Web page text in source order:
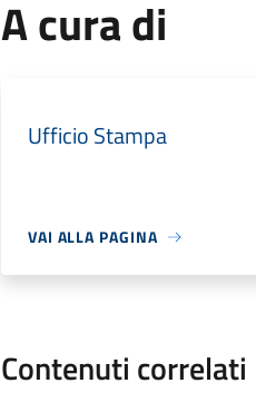
A cura di
Ufficio Stampa
VAI ALLA PAGINA
Contenuti correlati